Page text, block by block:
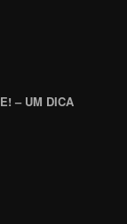
– UM DICA